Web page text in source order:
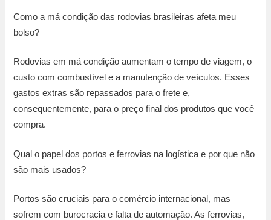
Como a má condição das rodovias brasileiras afeta meu
bolso?
Rodovias em má condição aumentam o tempo de viagem, o
custo com combustível e a manutenção de veículos. Esses
gastos extras são repassados para o frete e,
consequentemente, para o preço final dos produtos que você
compra.
Qual o papel dos portos e ferrovias na logística e por que não
são mais usados?
Portos são cruciais para o comércio internacional, mas
sofrem com burocracia e falta de automação. As ferrovias,